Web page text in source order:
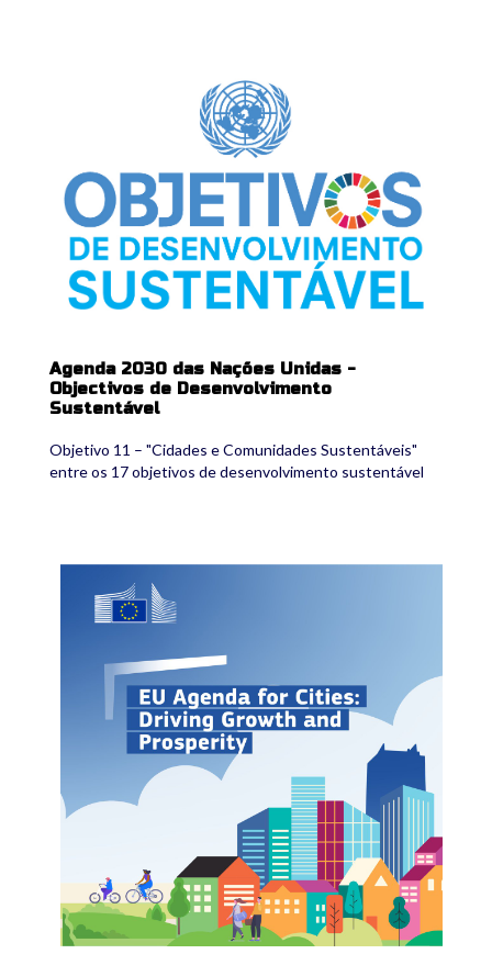
Agenda 2030 das Nações Unidas -
Objectivos de Desenvolvimento
Sustentável
Objetivo 11 – "Cidades e Comunidades Sustentáveis"
entre os 17 objetivos de desenvolvimento sustentável